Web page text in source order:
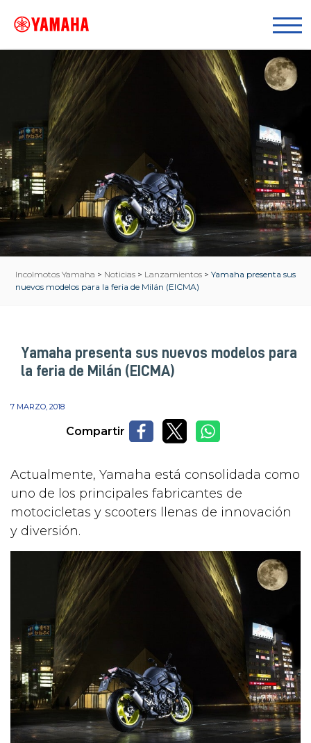
Incolmotos Yamaha > Noticias > Lanzamientos > Yamaha presenta sus
nuevos modelos para la feria de Milán (EICMA)
Yamaha presenta sus nuevos modelos para
la feria de Milán (EICMA)
7 MARZO, 2018
Compartir
Actualmente, Yamaha está consolidada como
uno de los principales fabricantes de
motocicletas y scooters llenas de innovación
y diversión.